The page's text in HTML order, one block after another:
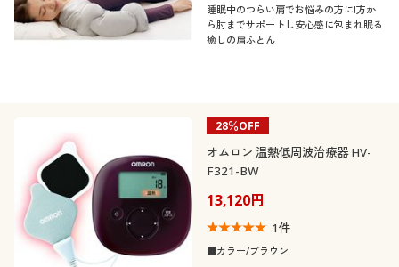
睡眠中のつらい肩でお悩みの方に!方か
ら肘までサポートし安心感に包まれ眠る
癒しの肩ふとん
28％OFF
オムロン 温熱低周波治療器 HV-
F321-BW
13,120円
1件
■カラー/ブラウン